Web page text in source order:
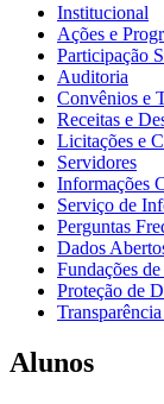
Institucional
Ações e
Participação
Auditoria
Convênios e
Receitas e
Licitações e
Servidores
Informações
Serviço de
Perguntas
Dados
Fundações
Proteção de
Alunos